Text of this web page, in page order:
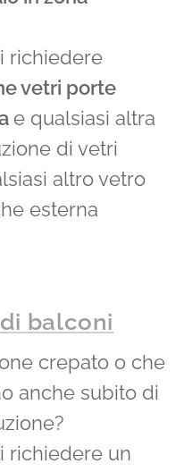
richiedere
vetri porte
e qualsiasi altra
di vetri
altro vetro
esterna
balconi
crepato o che
anche subito di
richiedere un